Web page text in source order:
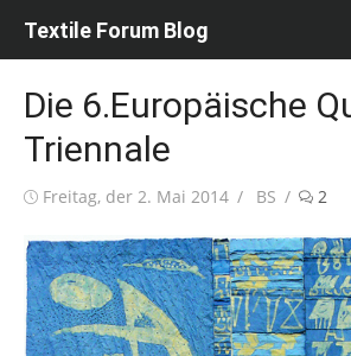
Textile Forum Blog
Die 6.Europäische
Triennale
Posted
Freitag, der 2. Mai 2014 Author
BS 2